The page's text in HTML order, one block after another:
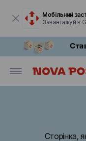
Мобільний
Завантажуй в
Сторінка,